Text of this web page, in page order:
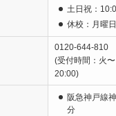
土日祝：
休校：月曜日
0120-644-810
(受付時間：火
20:00)
阪急神戸線
分